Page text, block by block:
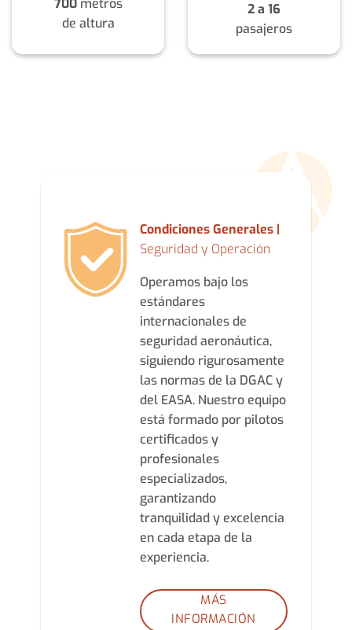
700metros
de altura
2 a 16
pasajeros
Condiciones Generales |
Seguridad y Operación
Operamos bajo los
estándares
internacionales de
seguridad aeronáutica,
siguiendo rigurosamente
las normas de la DGAC y
del EASA. Nuestro equipo
está formado por pilotos
certificados y
profesionales
especializados,
garantizando
tranquilidad y excelencia
en cada etapa de la
experiencia.
MÁS
INFORMACIÓN